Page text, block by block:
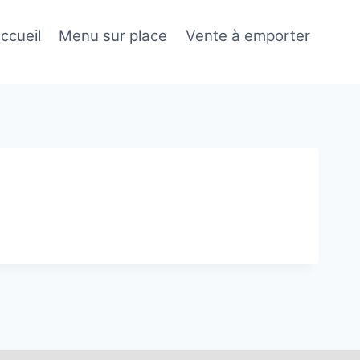
Menu sur place Vente à emporter